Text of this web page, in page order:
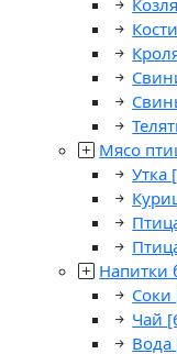
Кости
Мясо
Утка
Напитки
Соки
Чай
Вода